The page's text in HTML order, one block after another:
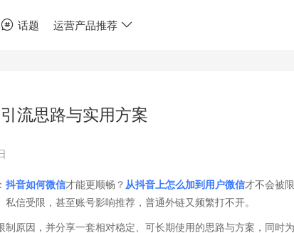
话题 运营产品推荐
流思路与实用方案
抖音如何微信才能更顺畅？ 从抖音上怎么加到用户微信才不会被限
信受限，甚至账号影响推荐，普通外链又频繁打不开。
原因，并分享一套相对稳定、可长期使用的思路与方案，同时为